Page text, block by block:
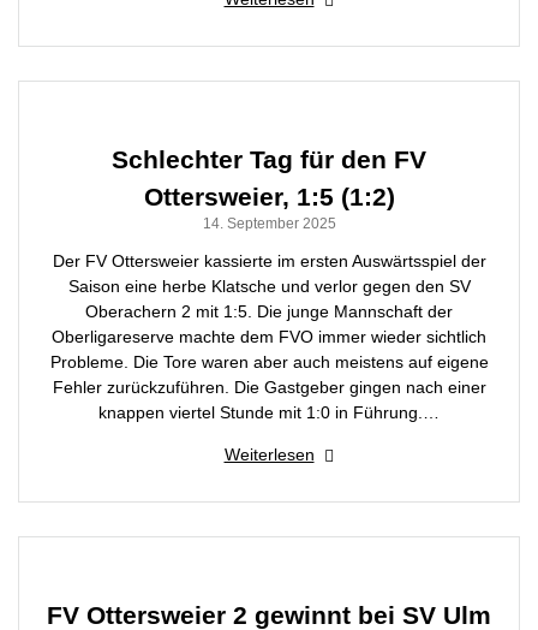
Schlechter Tag für den FV
Ottersweier, 1:5 (1:2)
14. September 2025
Der FV Ottersweier kassierte im ersten Auswärtsspiel der
Saison eine herbe Klatsche und verlor gegen den SV
Oberachern 2 mit 1:5. Die junge Mannschaft der
Oberligareserve machte dem FVO immer wieder sichtlich
Probleme. Die Tore waren aber auch meistens auf eigene
Fehler zurückzuführen. Die Gastgeber gingen nach einer
knappen viertel Stunde mit 1:0 in Führung.…
Weiterlesen
FV Ottersweier 2 gewinnt bei SV Ulm